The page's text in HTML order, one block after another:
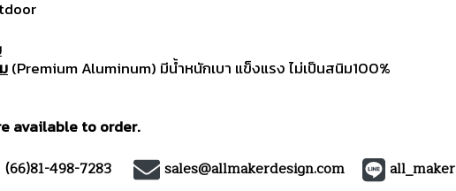
(Premium Aluminum) มีน้ำหนักเบา แข็งแรง ไม่เป็นสนิม100%
available to order.
66)81-498-7283 sales@allmakerdesign.com all_maker